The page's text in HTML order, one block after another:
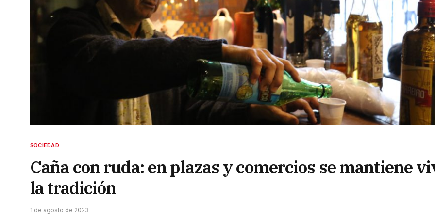
SOCIEDAD
Caña con ruda: en plazas y comercios se mantiene
la tradición
1 de agosto de 2023